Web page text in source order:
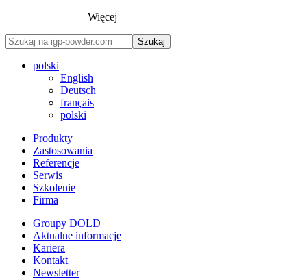
Więcej
Szukaj
polski
English
Deutsch
français
polski
Produkty
Zastosowania
Referencje
Serwis
Szkolenie
Firma
Groupy DOLD
Aktualne informacje
Kariera
Kontakt
Newsletter